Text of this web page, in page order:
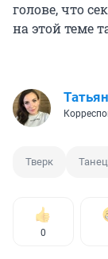
голове, что
на этой теме
Тверк Танец
0